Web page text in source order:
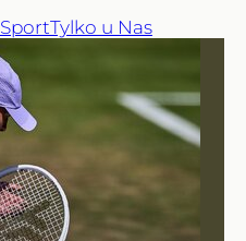
SportTylko u Nas